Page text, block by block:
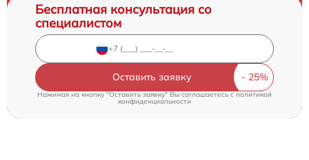
Бесплатная консультация со
специалистом
Оставить заявку
Нажимая на кнопку "Оставить заявку" Вы соглашаетесь cполитикой
конфиденциальности